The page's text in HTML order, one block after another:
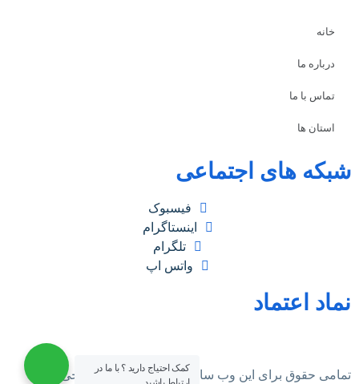
خانه
درباره ما
تماس با ما
استان ها
شبکه های اجتماعی
فیسبوک
اینستاگرام
تلگرام
واتس اپ
نماد اعتماد
تمامی حقوق برای این وب سایت محفوظ است | طراحی و
کمک احتیاج دارید ؟ با ما در